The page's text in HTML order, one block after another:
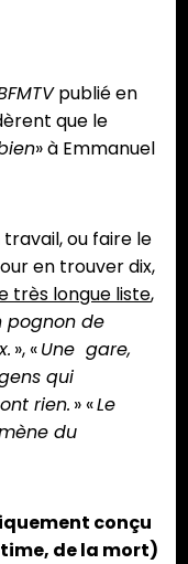
publié en
que le
» à Emmanuel
ou faire le
en trouver dix,
très longue liste,
pognon de
», «Une gare,
qui
rien. » «Le
du
conçu
de la mort)